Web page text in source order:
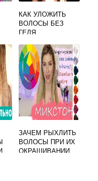
КАК УЛОЖИТЬ
ВОЛОСЫ БЕЗ
ГЕЛЯ
ЗАЧЕМ РЫХЛИТЬ
ВОЛОСЫ ПРИ ИХ
ОКРАШИВАНИИ